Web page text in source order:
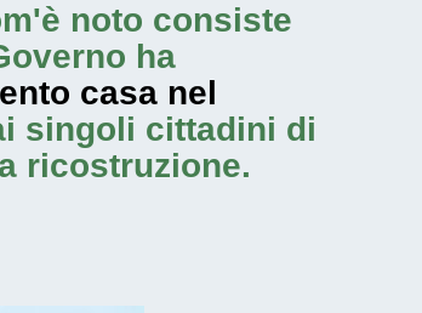
noto consiste
ha
casa nel
singoli cittadini di
ricostruzione.